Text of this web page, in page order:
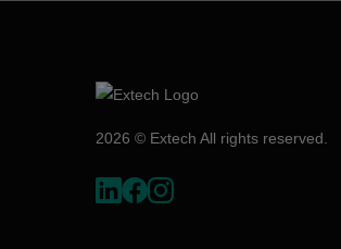
2026 © Extech All rights reserved.